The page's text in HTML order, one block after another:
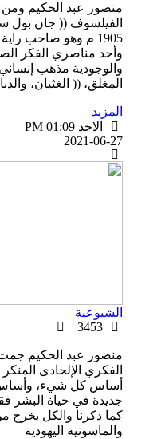
منصور عبد الحكيم ومن
الفيلسوف (( جان بول
1905 م وهو صاحب
وأحد مناصري الفكر
والوجودية مذهب
المغلق، (( الغثيان،
المزيد
الاحد PM 01:09
2021-06-27
الشيوعية
منصور عبد الحكيم
الفكري الإلحادى
أساس كل شيء، وأساس
جديدة في حياة البشر
كما ذكرنا والكل بخرج
والماسونية اليهودية